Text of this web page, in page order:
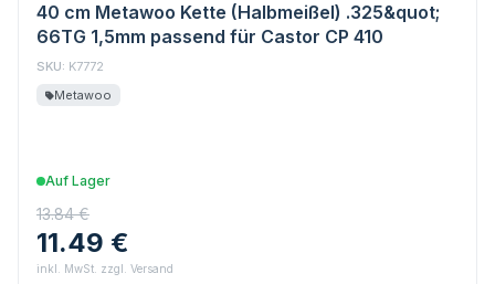
40 cm Metawoo Kette (Halbmeißel) .325&quot;
66TG 1,5mm passend für Castor CP 410
SKU: K7772
Metawoo
Auf Lager
13.84 €
11.49 €
inkl. MwSt. zzgl. Versand